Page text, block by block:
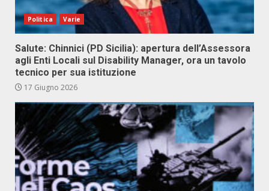
Politica Varie
Salute: Chinnici (PD Sicilia): apertura dell’Assessora
agli Enti Locali sul Disability Manager, ora un tavolo
tecnico per sua istituzione
17 Giugno 2026